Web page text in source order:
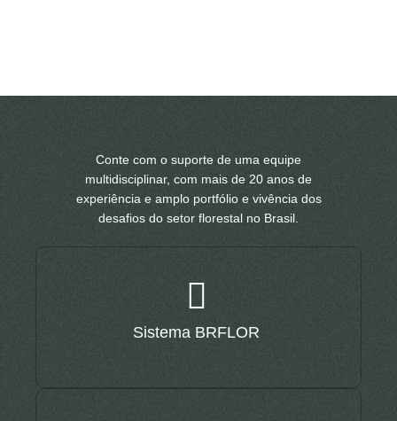
Conte com o suporte de uma equipe
multidisciplinar, com mais de 20 anos de
experiência e amplo portfólio e vivência dos
desafios do setor florestal no Brasil.
Sistema BRFLOR